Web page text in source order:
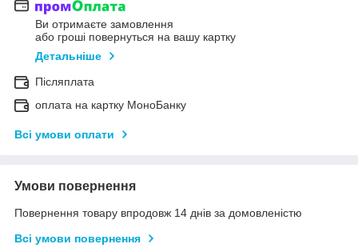
Ви отримаєте замовлення
або гроші повернуться на вашу картку
Детальніше
Післяплата
оплата на картку МоноБанку
Всі умови оплати
Умови повернення
Повернення товару впродовж 14 днів за домовленістю
Всі умови повернення